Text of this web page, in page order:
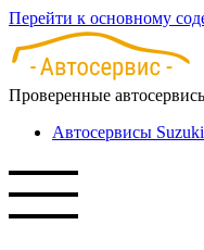
Перейти к основному
Проверенные
Автосервисы